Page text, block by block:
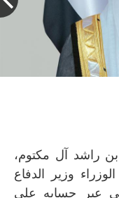
راشد آل مكتوم،
وزير الدفاع
عبر حسابه على